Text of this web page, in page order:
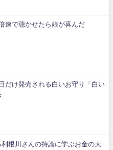
速で聴かせたら娘が喜んだ
だけ発売される白いお守り「白い
根川さんの持論に学ぶお金の大